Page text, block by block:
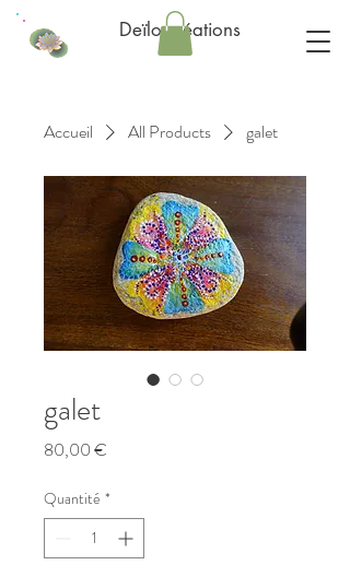
Deïlo créations
Accueil All Products galet
galet
80,00 €
Quantité *